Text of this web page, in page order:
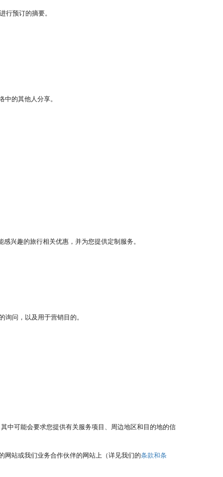
预订的摘要。
的其他人分享。
兴趣的旅行相关优惠，并为您提供定制服务。
问，以及用于营销目的。
中可能会要求您提供有关服务项目、周边地区和目的地的信
站或我们业务合作伙伴的网站上（详见我们的条款和条